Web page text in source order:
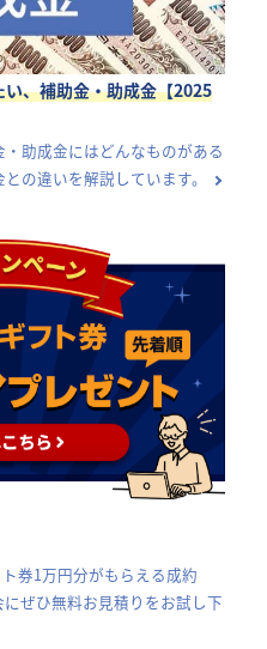
、補助金・助成金【2025
助成金にはどんなものがある
の違いを解説しています。
券1万円分がもらえる成約
ぜひ無料お見積りをお試し下